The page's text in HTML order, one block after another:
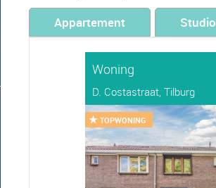
Appartement Studio
Woning
D. Costastraat, Tilburg
TOPWONING